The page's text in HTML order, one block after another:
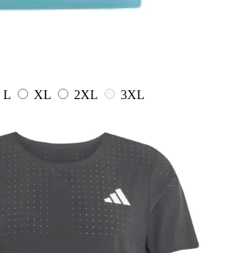
L XL 2XL
3XL